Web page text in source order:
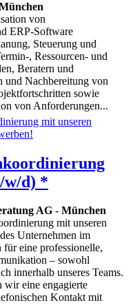
von
ERP-Software
Steuerung und
, Ressourcen- und
Beratern und
und Nachbereitung von
sowie
von Anforderungen...
w/d) *
AG - München
mit unseren
Unternehmen im
für eine professionelle,
– sowohl
innerhalb unseres Teams.
wir eine engagierte
Kontakt mit